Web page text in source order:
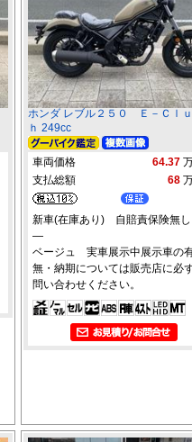
ホンダ レブル２５０ Ｅ－Ｃｌ
ｈ 249cc
車両価格 64.37
支払総額
68
新車(在庫あり) 自賠責保険無し
―
ベージュ 実車展示中展示車の
無・納期については販売店に必
問い合わせください。